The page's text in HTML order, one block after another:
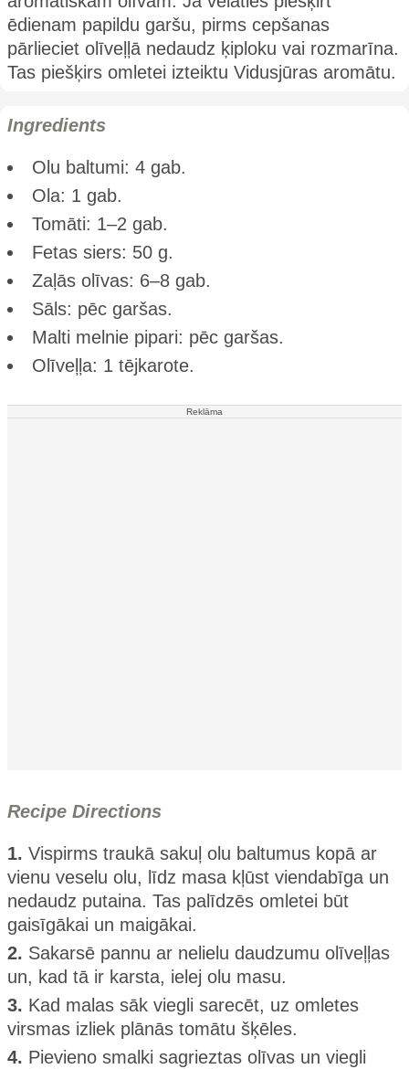
ēdienam papildu garšu, pirms cepšanas
pārlieciet olīveļļā nedaudz ķiploku vai rozmarīna.
Tas piešķirs omletei izteiktu Vidusjūras aromātu.
Ingredients
Olu baltumi: 4 gab.
Ola: 1 gab.
Tomāti: 1–2 gab.
Fetas siers: 50 g.
Zaļās olīvas: 6–8 gab.
Sāls: pēc garšas.
Malti melnie pipari: pēc garšas.
Olīveļļa: 1 tējkarote.
Reklāma
Recipe Directions
1. Vispirms traukā sakuļ olu baltumus kopā ar
vienu veselu olu, līdz masa kļūst viendabīga un
nedaudz putaina. Tas palīdzēs omletei būt
gaisīgākai un maigākai.
2. Sakarsē pannu ar nelielu daudzumu olīveļļas
un, kad tā ir karsta, ielej olu masu.
3. Kad malas sāk viegli sarecēt, uz omletes
virsmas izliek plānās tomātu šķēles.
4. Pievieno smalki sagrieztas olīvas un viegli